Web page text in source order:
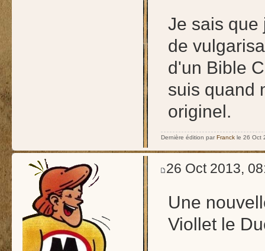
Je sais que
de
d'un Bible
suis quand
originel.
Dernière édition par Franck le 26 Oct
26 Oct 2013,
Une
Viollet le